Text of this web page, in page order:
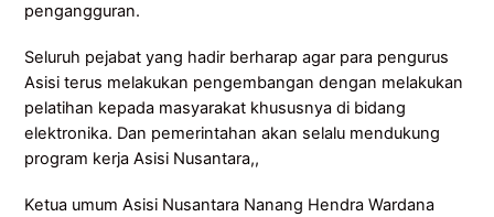
pengangguran.
Seluruh pejabat yang hadir berharap agar para pengurus
Asisi terus melakukan pengembangan dengan melakukan
pelatihan kepada masyarakat khususnya di bidang
elektronika. Dan pemerintahan akan selalu mendukung
program kerja Asisi Nusantara,,
Ketua umum Asisi Nusantara Nanang Hendra Wardana